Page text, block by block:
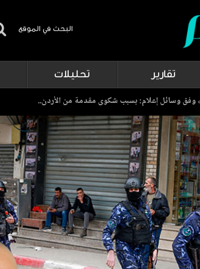
البحث في الموقع
تقارير تحليلات
وفق وسائل إعلام: بسبب شكوى مقدمة من الأردن..